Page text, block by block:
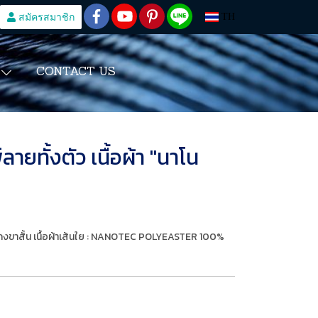
สมัครสมาชิก TH
CONTACT US
ยทั้งตัว เนื้อผ้า "นาโน
สั้น เนื้อผ้าเส้นใย : NANOTEC POLYEASTER 100%